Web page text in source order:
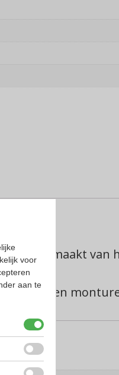
zijn gemaakt van
en
voor
aan te